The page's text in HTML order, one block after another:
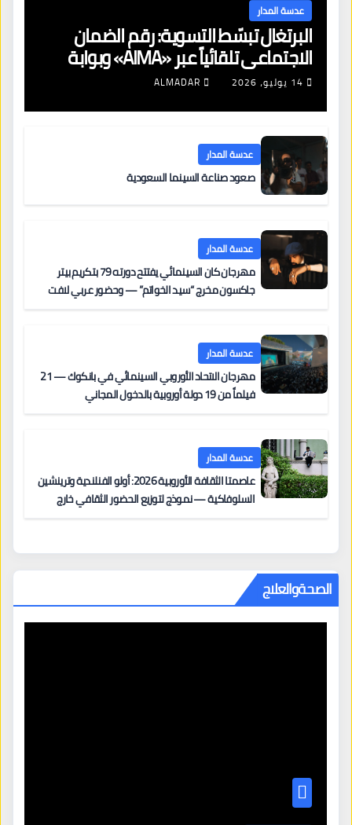
عدسة المدار
البرتغال تبسّط التسوية: رقم الضمان
الاجتماعي تلقائياً عبر «AIMA» وبوابة
جديدة لتجديد الإقامات
14 يوليو، 2026 ALMADAR
عدسة المدار
صعود صناعة السينما السعودية
عدسة المدار
مهرجان كان السينمائي يفتتح دورته 79 بتكريم بيتر
جاكسون مخرج “سيد الخواتم” — وحضور عربي لافت
عدسة المدار
مهرجان الاتحاد الأوروبي السينمائي في بانكوك — 21
فيلماً من 19 دولة أوروبية بالدخول المجاني
عدسة المدار
عاصمتا الثقافة الأوروبية 2026: أولو الفنلندية وترينشين
السلوفاكية — نموذج لتوزيع الحضور الثقافي خارج
الصحةوالعلاج